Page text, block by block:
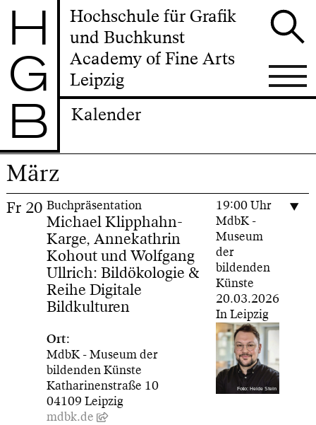
H
G
B
Hochschule für Grafik
und Buchkunst
Academy of Fine Arts
Leipzig
Kalender
März
Fr 20 Buchpräsentation
Michael Klipphahn-
Karge, Annekathrin
Kohout und Wolfgang
Ullrich: Bildökologie &
Reihe Digitale
Bildkulturen
Ort:
MdbK - Museum der
bildenden Künste
Katharinenstraße 10
04109 Leipzig
mdbk.de
19:00 Uhr
MdbK -
Museum
der
bildenden
Künste
20.03.2026
In Leipzig
Foto: Heide Stein